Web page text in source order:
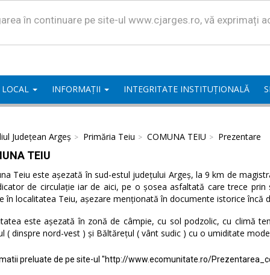
în continuare pe site-ul www.cjarges.ro, vă exprimați
INFORMAȚII INTEGRITATE INSTITUȚIONALĂ
Județean Argeș Primăria Teiu COMUNA TEIU Prezentare
TEIU
Teiu este așezată în sud-estul județului Argeș, la 9 km de
de circulație iar de aici, pe o șosea asfaltată care trece prin
în localitatea Teiu, așezare menționată în documente istorice încă
este așezată în zonă de câmpie, cu sol podzolic, cu climă
( dinspre nord-vest ) și Băltărețul ( vânt sudic ) cu o umiditate
preluate de pe site-ul "http://www.ecomunitate.ro/